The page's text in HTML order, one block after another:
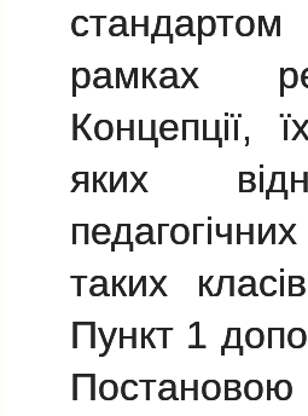
рамках
Концепції,
яких
таких
Пункт 1